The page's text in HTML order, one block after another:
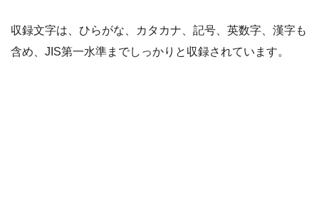
収録文字は、ひらがな、カタカナ、記号、英数字、漢字も
含め、JIS第一水準までしっかりと収録されています。